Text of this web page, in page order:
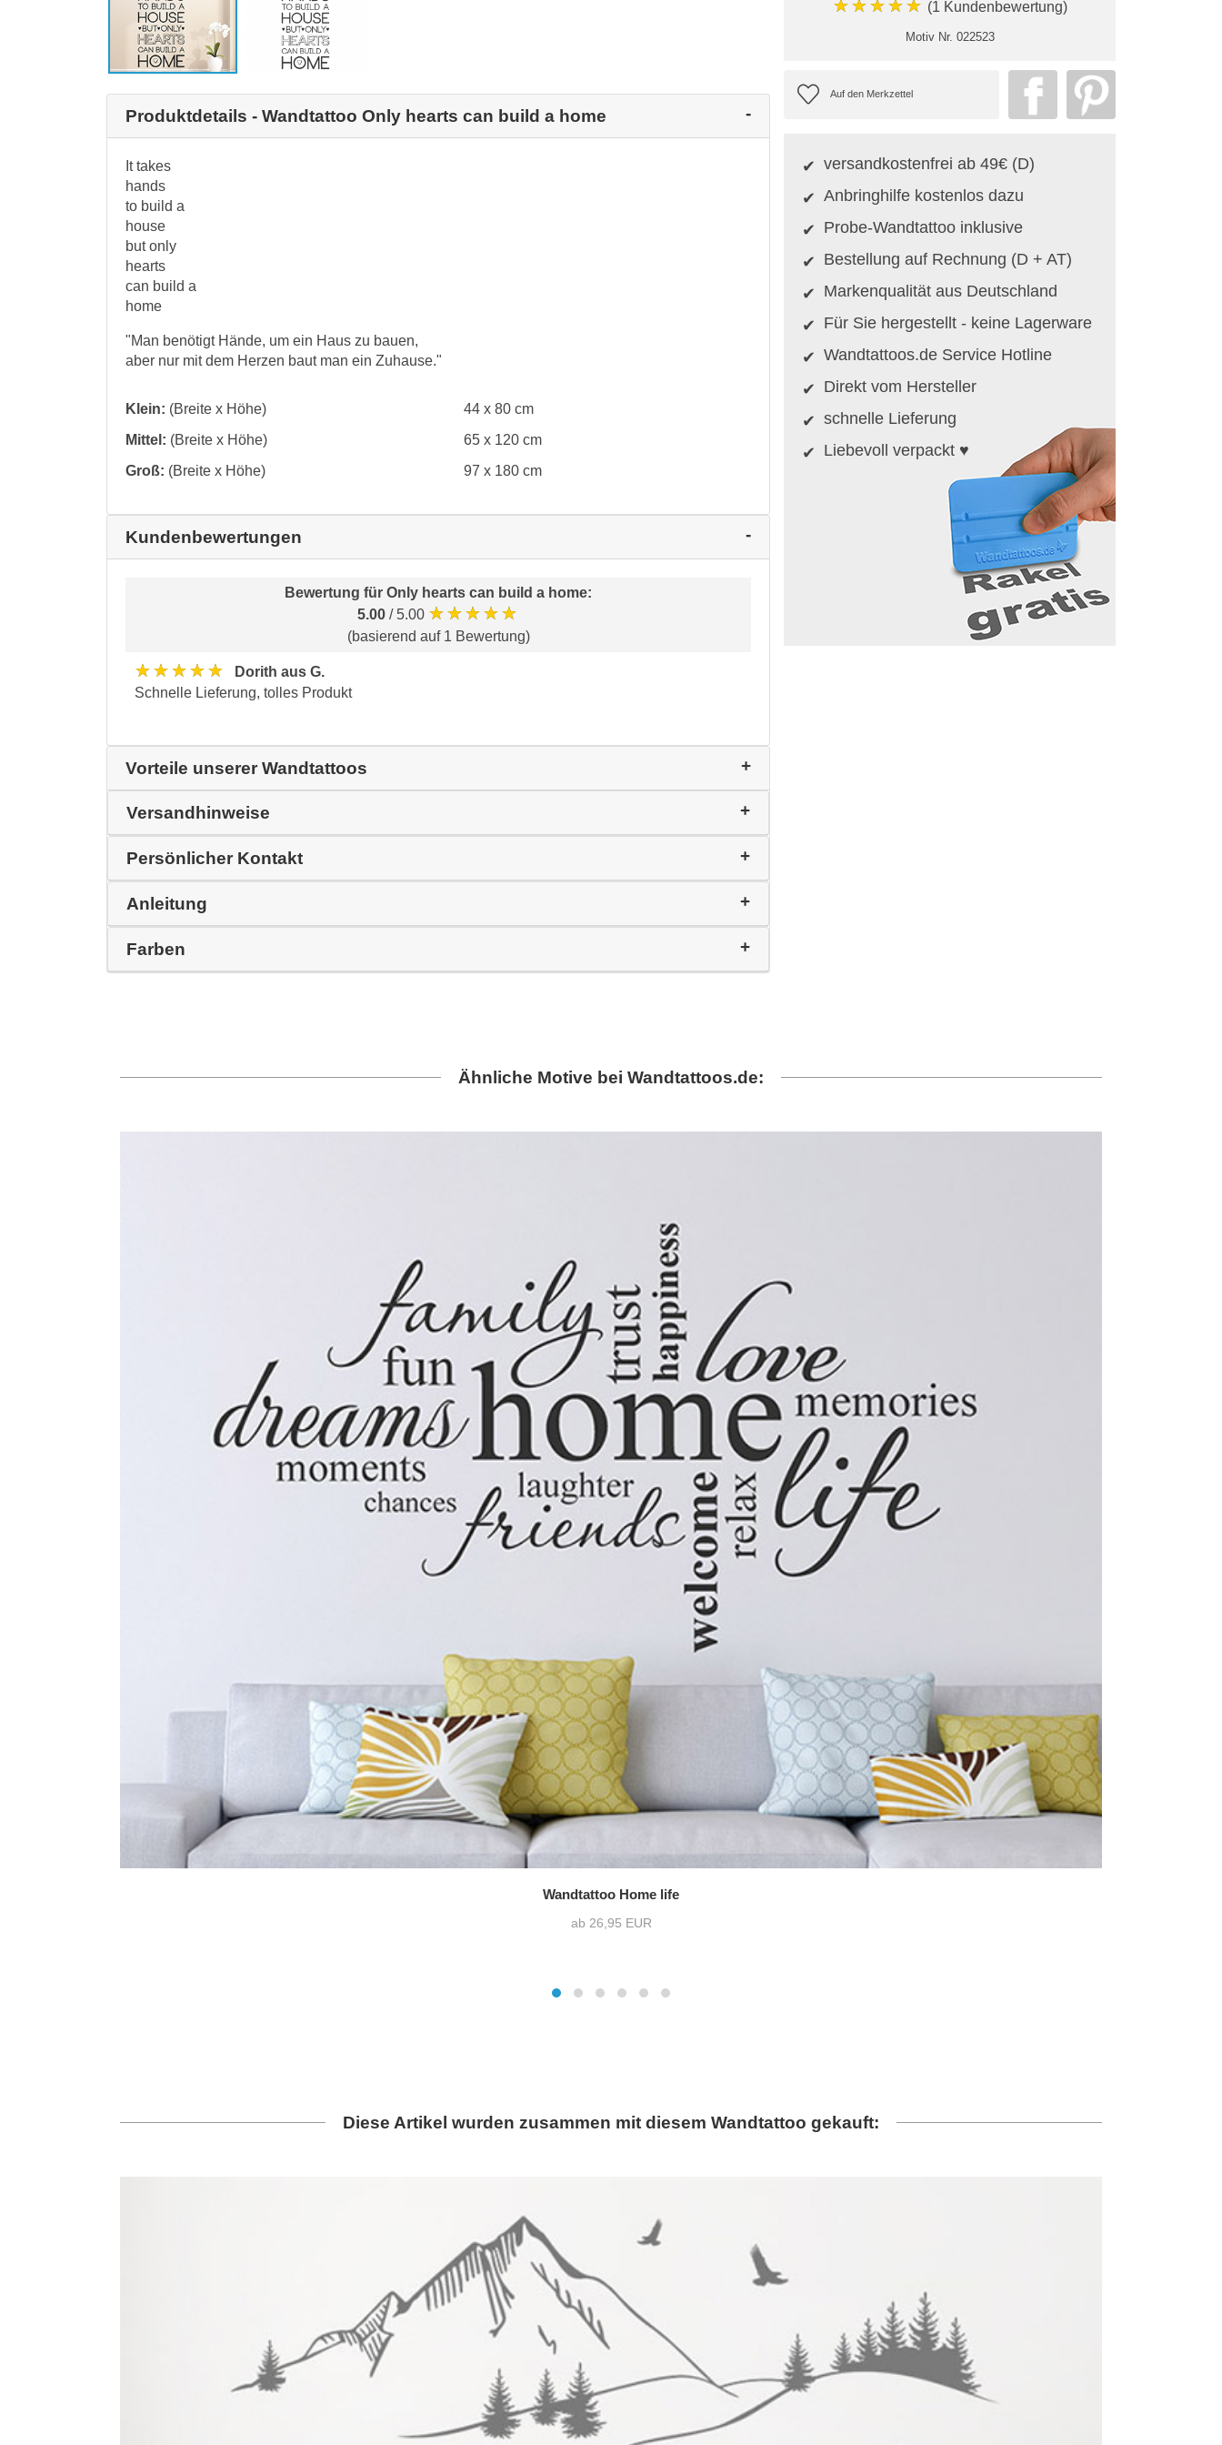
Produktdetails - Wandtattoo Only hearts can build a home
It takes
hands
to build a
house
but only
hearts
can build a
home
"Man benötigt Hände, um ein Haus zu bauen,
aber nur mit dem Herzen baut man ein Zuhause."
Klein: (Breite x Höhe)
44 x 80 cm
Mittel: (Breite x Höhe)
65 x 120 cm
Groß: (Breite x Höhe) 97 x 180 cm
Kundenbewertungen
Bewertung für Only hearts can build a home:
5.00 / 5.00 ★★★★★
(basierend auf 1 Bewertung)
★★★★★
Dorith aus G.
Schnelle Lieferung, tolles Produkt
Vorteile unserer Wandtattoos
Versandhinweise
Persönlicher Kontakt
Anleitung
Farben
★★★★★ (1 Kundenbewertung)
Motiv Nr. 022523
versandkostenfrei ab 49€ (D)
Anbringhilfe kostenlos dazu
Probe-Wandtattoo inklusive
Bestellung auf Rechnung (D + AT)
Markenqualität aus Deutschland
Für Sie hergestellt - keine Lagerware
Wandtattoos.de Service Hotline
Direkt vom Hersteller
schnelle Lieferung
Liebevoll verpackt ♥
Ähnliche Motive bei Wandtattoos.de:
Wandtattoo Home life
ab 26,95 EUR
Diese Artikel wurden zusammen mit diesem Wandtattoo gekauft: